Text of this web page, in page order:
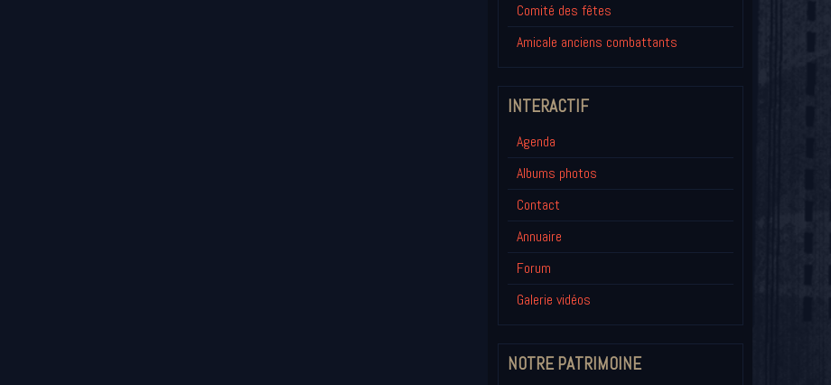
Comité des fêtes
Amicale anciens combattants
INTERACTIF
Agenda
Albums photos
Contact
Annuaire
Forum
Galerie vidéos
NOTRE PATRIMOINE